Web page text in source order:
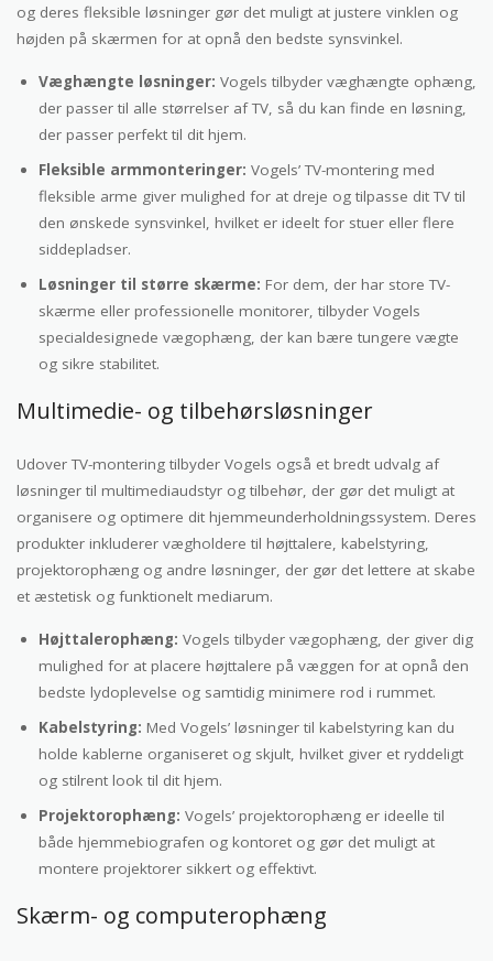
og deres fleksible løsninger gør det muligt at justere vinklen og
højden på skærmen for at opnå den bedste synsvinkel.
Væghængte løsninger: Vogels tilbyder væghængte ophæng,
der passer til alle størrelser af TV, så du kan finde en løsning,
der passer perfekt til dit hjem.
Fleksible armmonteringer: Vogels’ TV-montering med
fleksible arme giver mulighed for at dreje og tilpasse dit TV til
den ønskede synsvinkel, hvilket er ideelt for stuer eller flere
siddepladser.
Løsninger til større skærme: For dem, der har store TV-
skærme eller professionelle monitorer, tilbyder Vogels
specialdesignede vægophæng, der kan bære tungere vægte
og sikre stabilitet.
Multimedie- og tilbehørsløsninger
Udover TV-montering tilbyder Vogels også et bredt udvalg af
løsninger til multimediaudstyr og tilbehør, der gør det muligt at
organisere og optimere dit hjemmeunderholdningssystem. Deres
produkter inkluderer vægholdere til højttalere, kabelstyring,
projektorophæng og andre løsninger, der gør det lettere at skabe
et æstetisk og funktionelt mediarum.
Højttalerophæng: Vogels tilbyder vægophæng, der giver dig
mulighed for at placere højttalere på væggen for at opnå den
bedste lydoplevelse og samtidig minimere rod i rummet.
Kabelstyring: Med Vogels’ løsninger til kabelstyring kan du
holde kablerne organiseret og skjult, hvilket giver et ryddeligt
og stilrent look til dit hjem.
Projektorophæng: Vogels’ projektorophæng er ideelle til
både hjemmebiografen og kontoret og gør det muligt at
montere projektorer sikkert og effektivt.
Skærm- og computerophæng